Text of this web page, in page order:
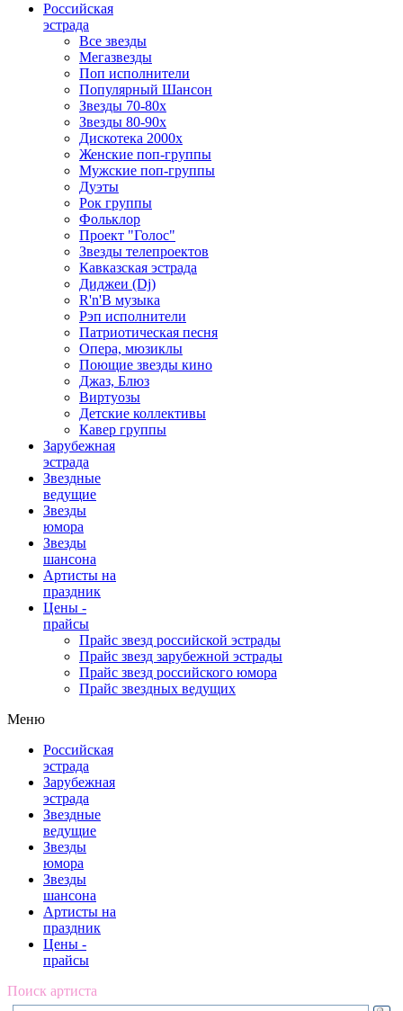
Российская
эстрада
Все звезды
Мегазвезды
Поп исполнители
Популярный Шансон
Звезды 70-80х
Звезды 80-90х
Дискотека 2000х
Женские поп-группы
Мужские поп-группы
Дуэты
Рок группы
Фольклор
Проект "Голос"
Звезды телепроектов
Кавказская эстрада
Диджеи (Dj)
R'n'B музыка
Рэп исполнители
Патриотическая песня
Опера, мюзиклы
Поющие звезды кино
Джаз, Блюз
Виртуозы
Детские коллективы
Кавер группы
Зарубежная
эстрада
Звездные
ведущие
Звезды
юмора
Звезды
шансона
Артисты на
праздник
Цены -
прайсы
Прайс звезд российской эстрады
Прайс звезд зарубежной эстрады
Прайс звезд российского юмора
Прайс звездных ведущих
Меню
Российская
эстрада
Зарубежная
эстрада
Звездные
ведущие
Звезды
юмора
Звезды
шансона
Артисты на
праздник
Цены -
прайсы
Поиск артиста